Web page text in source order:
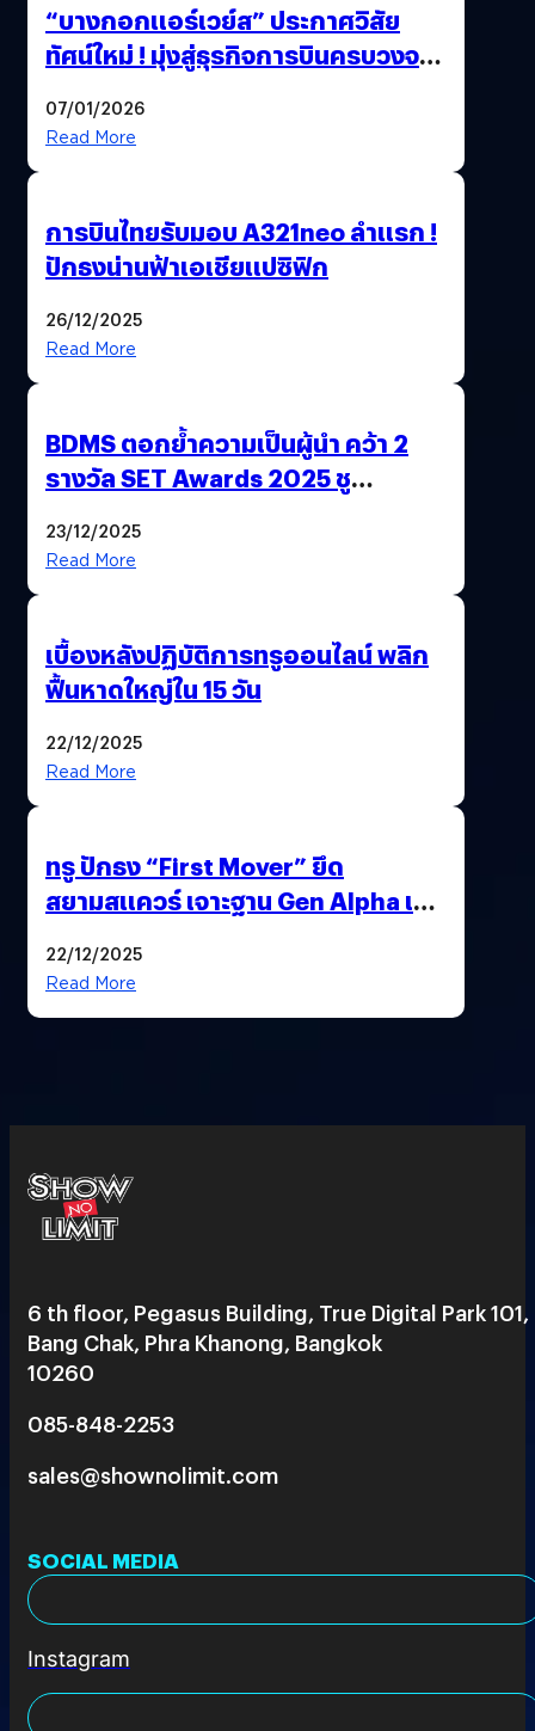
“บางกอกแอร์เวย์ส” ประกาศวิสัย
ทัศน์ใหม่ ! มุ่งสู่ธุรกิจการบินครบวงจร
สังคม
07/01/2026
Read More
การบินไทยรับมอบ A321neo ลำแรก !
ปักธงน่านฟ้าเอเชียแปซิฟิก
26/12/2025
Read More
BDMS ตอกย้ำความเป็นผู้นำ คว้า 2
รางวัล SET Awards 2025 ชู
สุขภาพไทยสู่ความยั่งยืน
23/12/2025
Read More
เบื้องหลังปฏิบัติการทรูออนไลน์ พลิก
ฟื้นหาดใหญ่ใน 15 วัน
22/12/2025
Read More
ทรู ปักธง “First Mover” ยึด
สยามสแควร์ เจาะฐาน Gen Alpha เมื่อ
ยุคถัดไป
22/12/2025
Read More
6 th floor, Pegasus Building, True Digital Park 101,
Bang Chak, Phra Khanong, Bangkok
10260
085-848-2253
sales@shownolimit.com
SOCIAL MEDIA
Instagram